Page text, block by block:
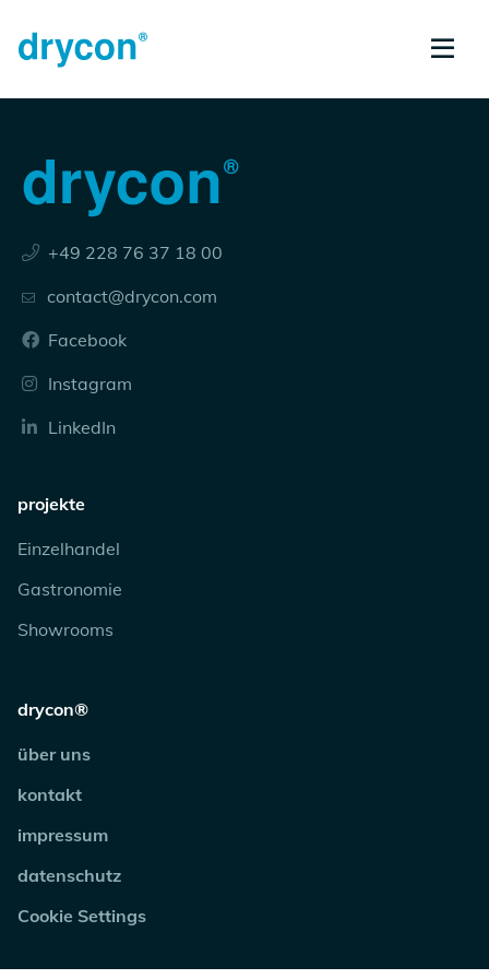
+49 228 76 37 18 00
contact@drycon.com
Facebook
Instagram
LinkedIn
projekte
Einzelhandel
Gastronomie
Showrooms
drycon®
über uns
kontakt
impressum
datenschutz
Cookie Settings